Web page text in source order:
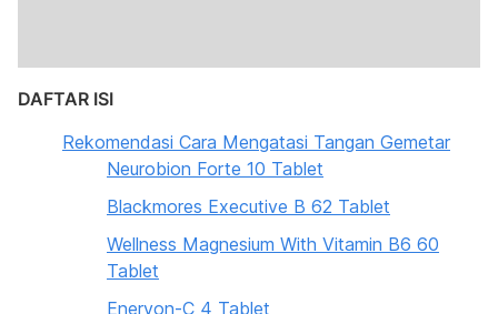
DAFTAR ISI
Rekomendasi Cara Mengatasi Tangan Gemetar
Neurobion Forte 10 Tablet
Blackmores Executive B 62 Tablet
Wellness Magnesium With Vitamin B6 60
Tablet
Enervon-C 4 Tablet